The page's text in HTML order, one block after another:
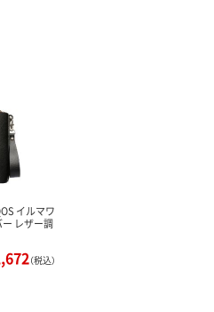
イルマワ
レザー調
（税込）